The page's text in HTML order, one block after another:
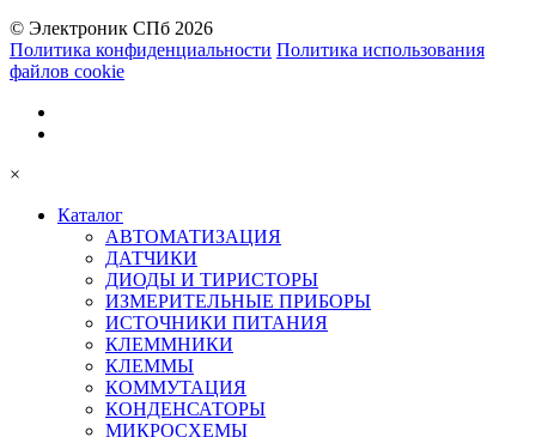
© Электроник СПб 2026
Политика конфиденциальности Политика использования
файлов cookie
×
Каталог
АВТОМАТИЗАЦИЯ
ДАТЧИКИ
ДИОДЫ И ТИРИСТОРЫ
ИЗМЕРИТЕЛЬНЫЕ ПРИБОРЫ
ИСТОЧНИКИ ПИТАНИЯ
КЛЕММНИКИ
КЛЕММЫ
КОММУТАЦИЯ
КОНДЕНСАТОРЫ
МИКРОСХЕМЫ